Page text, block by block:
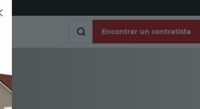
Encontrar un contratista